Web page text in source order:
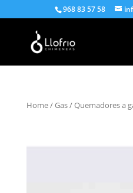
968 83 57 58
Home/Gas/Quemadores a